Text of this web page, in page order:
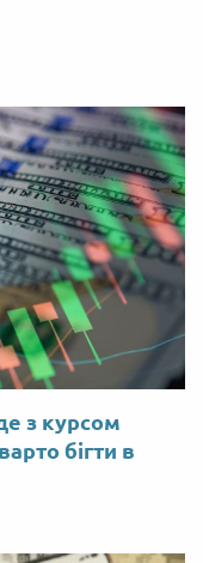
з курсом
бігти в